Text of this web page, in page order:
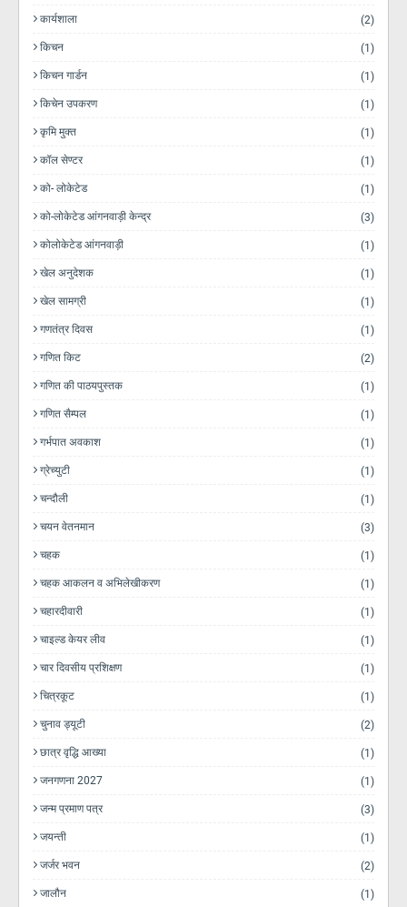
कार्यशाला (2)
किचन (1)
किचन गार्डन (1)
किचेन उपकरण (1)
कृमि मुक्त (1)
कॉल सेण्टर (1)
को- लोकेटेड (1)
को-लोकेटेड आंगनवाड़ी केन्द्र (3)
कोलोकेटेड आंगनवाड़ी (1)
खेल अनुदेशक (1)
खेल सामग्री (1)
गणतंत्र दिवस (1)
गणित किट (2)
गणित की पाठयपुस्तक (1)
गणित सैम्पल (1)
गर्भपात अवकाश (1)
ग्रेच्युटी (1)
चन्दौली (1)
चयन वेतनमान (3)
चहक (1)
चहक आकलन व अभिलेखीकरण (1)
चहारदीवारी (1)
चाइल्ड केयर लीव (1)
चार दिवसीय प्रशिक्षण (1)
चित्रकूट (1)
चुनाव ड्यूटी (2)
छात्र वृद्धि आख्या (1)
जनगणना 2027 (1)
जन्म प्रमाण पत्र (3)
जयन्ती (1)
जर्जर भवन (2)
जालौन (1)